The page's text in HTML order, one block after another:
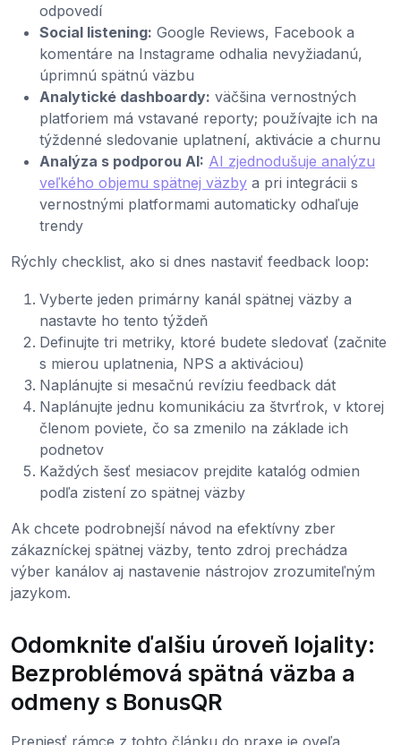
odpovedí
Social listening: Google Reviews, Facebook a
komentáre na Instagrame odhalia nevyžiadanú,
úprimnú spätnú väzbu
Analytické dashboardy: väčšina vernostných
platforiem má vstavané reporty; používajte ich na
týždenné sledovanie uplatnení, aktivácie a churnu
Analýza s podporou AI: AI zjednodušuje analýzu
veľkého objemu spätnej väzby a pri integrácii s
vernostnými platformami automaticky odhaľuje
trendy
Rýchly checklist, ako si dnes nastaviť feedback loop:
Vyberte jeden primárny kanál spätnej väzby a
nastavte ho tento týždeň
Definujte tri metriky, ktoré budete sledovať (začnite
s mierou uplatnenia, NPS a aktiváciou)
Naplánujte si mesačnú revíziu feedback dát
Naplánujte jednu komunikáciu za štvrťrok, v ktorej
členom poviete, čo sa zmenilo na základe ich
podnetov
Každých šesť mesiacov prejdite katalóg odmien
podľa zistení zo spätnej väzby
Ak chcete podrobnejší návod na efektívny zber
zákazníckej spätnej väzby, tento zdroj prechádza
výber kanálov aj nastavenie nástrojov zrozumiteľným
jazykom.
Odomknite ďalšiu úroveň lojality:
Bezproblémová spätná väzba a
odmeny s BonusQR
Preniesť rámce z tohto článku do praxe je oveľa